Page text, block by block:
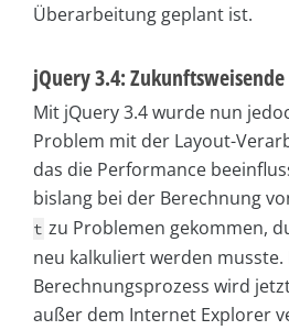
Überarbeitung geplant ist.
jQuery 3.4:
Mit jQuery 3.4 wurde nun
Problem mit der Layout-
das die Performance
bislang bei der Berechnung
t zu Problemen gekommen,
neu kalkuliert werden
Berechnungsprozess wird
außer dem Internet Explorer